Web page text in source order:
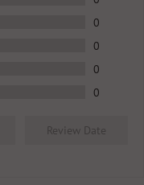
0
0
0
0
Review Date